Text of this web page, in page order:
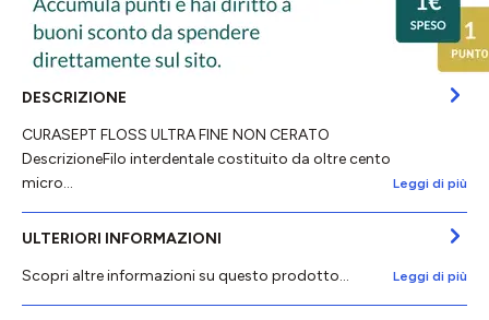
DESCRIZIONE
CURASEPT FLOSS ULTRA FINE NON CERATO
DescrizioneFilo interdentale costituito da oltre cento
micro…
Leggi di più
ULTERIORI INFORMAZIONI
Scopri altre informazioni su questo prodotto...
Leggi di più